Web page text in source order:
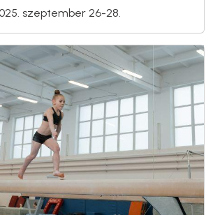
szeptember 26-28.